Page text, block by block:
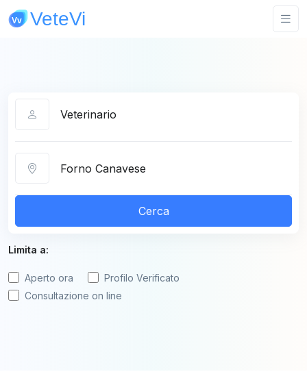
Cerca
Limita a:
Aperto ora
Profilo Verificato
Consultazione on line